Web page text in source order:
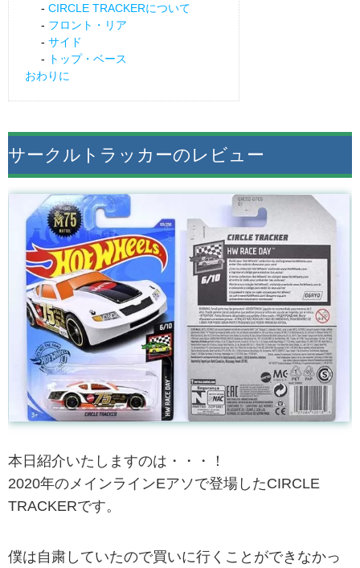
CIRCLE TRACKERについて
フロント・リア
サイド
トップ・ベース
おわりに
サークルトラッカーのレビュー
本日紹介いたしますのは・・・！
2020年のメインラインEアソで登場したCIRCLE
TRACKERです。
僕は自粛していたので買いに行くことができなかっ